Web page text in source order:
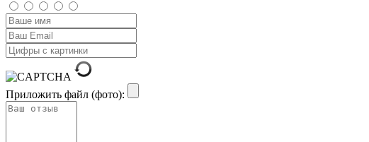
Приложить файл (фото):